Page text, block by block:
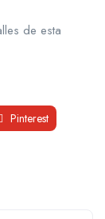
de esta
Pinterest